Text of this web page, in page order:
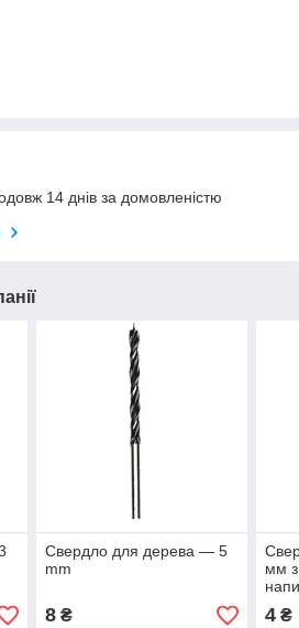
14 днів за домовленістю
Свердло для дерева — 5
mm
8₴
мм
4 ₴